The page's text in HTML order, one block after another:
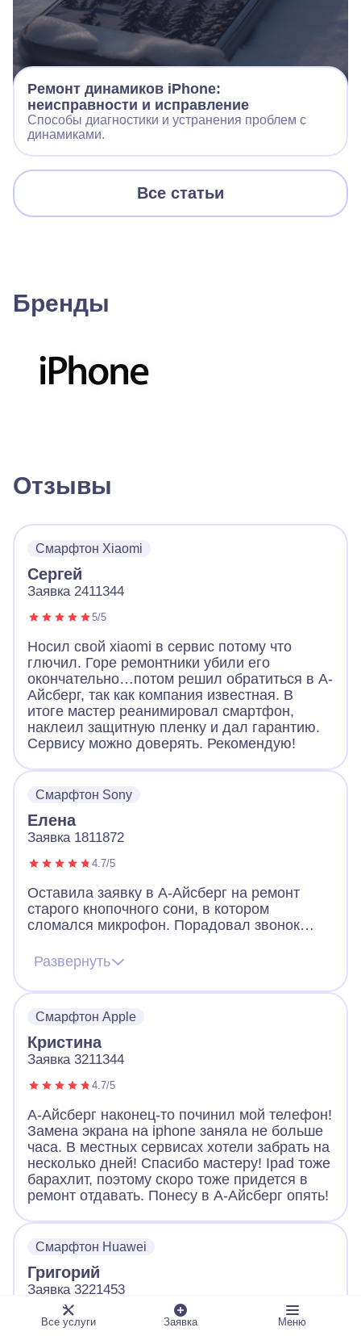
Ремонт динамиков iPhone:
неисправности и исправление
Способы диагностики и устранения проблем с
динамиками.
Все статьи
Бренды
Отзывы
Смарфтон Xiaomi
Сергей
Заявка 2411344
5/5
Носил свой xiaomi в сервис потому что
глючил. Горе ремонтники убили его
окончательно…потом решил обратиться в А-
Айсберг, так как компания известная. В
итоге мастер реанимировал смартфон,
наклеил защитную пленку и дал гарантию.
Сервису можно доверять. Рекомендую!
Смарфтон Sony
Елена
Заявка 1811872
4.7/5
Оставила заявку в А-Айсберг на ремонт
старого кнопочного сони, в котором
сломался микрофон. Порадовал звонок
назначил мастера, договорились, что он
приедет вечером того же дня. Так и
случилось. Мастер разобрал телефон, что-
Большое спасибо!
Развернуть
Смарфтон Apple
Кристина
Заявка 3211344
4.7/5
А-Айсберг наконец-то починил мой телефон!
Замена экрана на iphone заняла не больше
часа. В местных сервисах хотели забрать на
несколько дней! Спасибо мастеру! Ipad тоже
барахлит, поэтому скоро тоже придется в
ремонт отдавать. Понесу в А-Айсберг опять!
Смарфтон Huawei
Григорий
Заявка 3221453
Все услуги Заявка Меню